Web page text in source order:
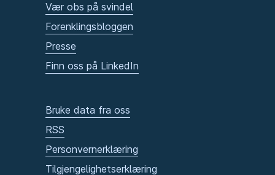
Vær obs på svindel
Forenklingsbloggen
Presse
Finn oss på LinkedIn
Bruke data fra oss
RSS
Personvernerklæring
Tilgjengelighetserklæring